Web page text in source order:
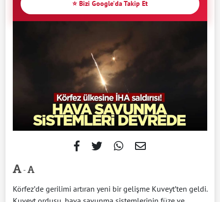
⭐ Bizi Google'da Takip Et
-
Körfez’de gerilimi artıran yeni bir gelişme Kuveyt’ten geldi.